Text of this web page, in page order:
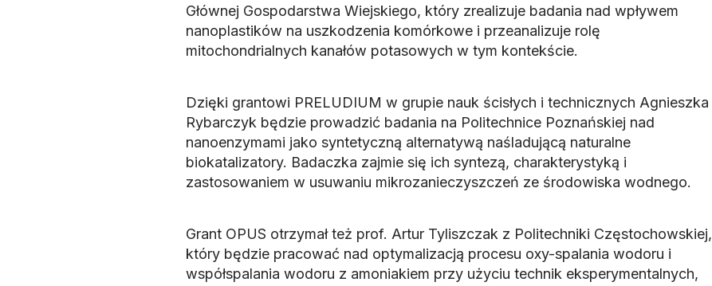
Głównej Gospodarstwa Wiejskiego, który zrealizuje badania nad wpływem
nanoplastików na uszkodzenia komórkowe i przeanalizuje rolę
mitochondrialnych kanałów potasowych w tym kontekście.
Dzięki grantowi PRELUDIUM w grupie nauk ścisłych i technicznych Agnieszka
Rybarczyk będzie prowadzić badania na Politechnice Poznańskiej nad
nanoenzymami jako syntetyczną alternatywą naśladującą naturalne
biokatalizatory. Badaczka zajmie się ich syntezą, charakterystyką i
zastosowaniem w usuwaniu mikrozanieczyszczeń ze środowiska wodnego.
Grant OPUS otrzymał też prof. Artur Tyliszczak z Politechniki Częstochowskiej,
który będzie pracować nad optymalizacją procesu oxy-spalania wodoru i
współspalania wodoru z amoniakiem przy użyciu technik eksperymentalnych,